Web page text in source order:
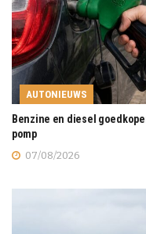
AUTONIEUWS
Benzine en diesel
pomp
07/08/2026